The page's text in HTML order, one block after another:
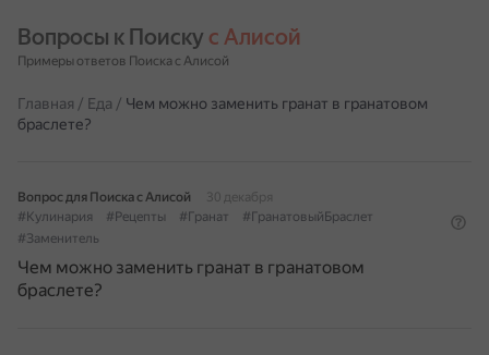
Вопросы к Поиску с Алисой
Примеры ответов Поиска с Алисой
Главная / Еда / Чем можно заменить гранат в гранатовом
браслете?
Вопрос для Поиска с Алисой
30 декабря
#Кулинария
#Рецепты #Гранат
#ГранатовыйБраслет
#Заменитель
Чем можно заменить гранат в гранатовом
браслете?